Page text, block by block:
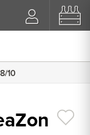
10